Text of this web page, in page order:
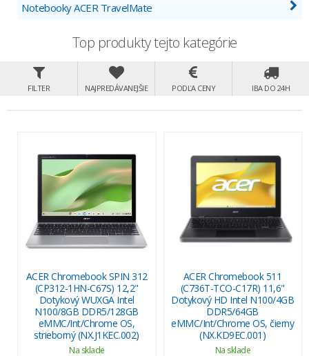
Notebooky ACER TravelMate
Top produkty tejto kategórie
FILTER NAJPREDÁVANEJŠIE PODĽA CENY IBA DO 24H
ACER Chromebook SPIN 312
(CP312-1HN-C67S) 12,2"
Dotykový WUXGA Intel
N100/8GB DDR5/128GB
eMMC/Int/Chrome OS,
strieborný (NX.J1KEC.002)
Na sklade
ACER Chromebook 511
(C736T-TCO-C17R) 11,6"
Dotykový HD Intel N100/4GB
DDR5/64GB
eMMC/Int/Chrome OS, čierny
(NX.KD9EC.001)
Na sklade